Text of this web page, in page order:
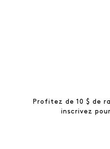
Profitez de 10 $ de
inscrivez